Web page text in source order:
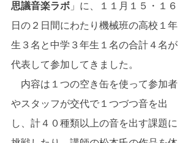
思議音楽ラボ 」に、１１月１５・１６
日の２日間にわたり機械班の高校１年
生３名と中学３年生１名の合計４名が
代表して参加してきました。
内容は１つの空き缶を使って参加者
やスタッフが交代で１つづつ音を出
し、計４０種類以上の音を出す課題に